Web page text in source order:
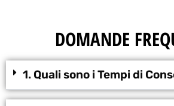
DOMANDE
1. Quali sono i Tempi di